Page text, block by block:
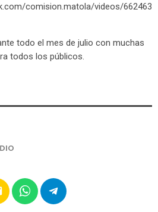
comision.matola/videos/662463
todo el mes de julio con muchas
todos los públicos.